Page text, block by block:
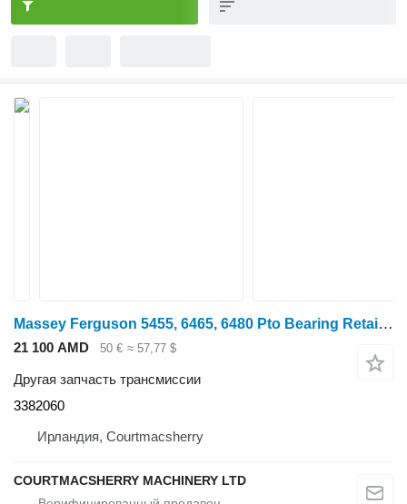
Massey Ferguson 5455, 6465, 6480 Pto Bearing Retainer 3382060, 3382060m1 для трактора колесного
21 100 AMD 50 € ≈ 57,77 $
Другая запчасть трансмиссии
3382060
Ирландия, Courtmacsherry
COURTMACSHERRY MACHINERY LTD